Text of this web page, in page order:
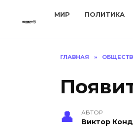
МИР ПОЛИТИКА
ГЛАВНАЯ »
АВТОР
Виктор